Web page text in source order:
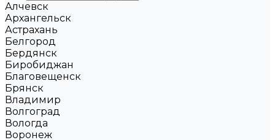
Алчевск
Архангельск
Астрахань
Белгород
Бердянск
Биробиджан
Благовещенск
Брянск
Владимир
Волгоград
Вологда
Воронеж